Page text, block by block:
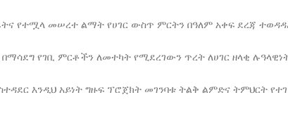
የተሟላ መሠረተ ልማት የሀገር ውስጥ ምርትን በዓለም አቀፍ ደረጃ
የገቢ ምርቶችን ለመተካት የሚደረገውን ጥረት ለሀገር ዘላቂ
እንዲህ አይነት ግዙፍ ፕሮጀክት መገንባቱ ትልቅ ልምድና ትምህርት